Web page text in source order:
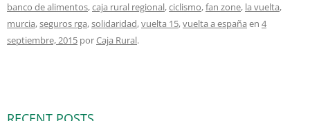
banco de alimentos,caja rural regional,ciclismo,fan zone, la vuelta,
murcia,seguros rga,solidaridad,vuelta 15,vuelta a españa en 4
septiembre, 2015 porCaja Rural.